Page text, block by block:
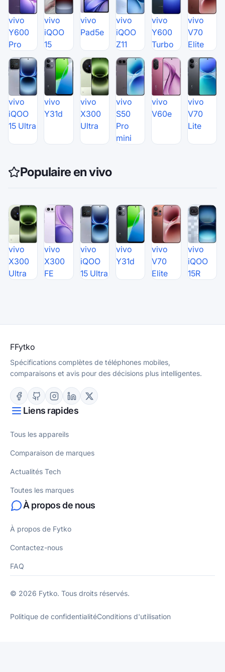
vivo
Y600
Pro
vivo
iQOO
15
vivo
Pad5e
vivo
iQOO
Z11
vivo
Y600
Turbo
vivo
V70
Elite
vivo
iQOO
15 Ultra
vivo
Y31d
vivo
X300
Ultra
vivo
S50
Pro
mini
vivo
V60e
vivo
V70
Lite
Populaire en vivo
vivo
X300
Ultra
vivo
X300
FE
vivo
iQOO
15 Ultra
vivo
Y31d
vivo
V70
Elite
vivo
iQOO
15R
FFytko
Spécifications complètes de téléphones mobiles,
comparaisons et avis pour des décisions plus intelligentes.
Liens rapides
Tous les appareils
Comparaison de marques
Actualités Tech
Toutes les marques
À propos de nous
À propos de Fytko
Contactez-nous
FAQ
© 2026 Fytko. Tous droits réservés.
Politique de confidentialitéConditions d'utilisation